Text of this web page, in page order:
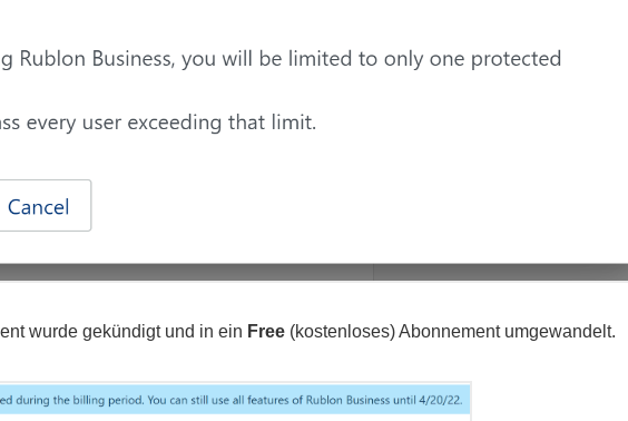
wurde gekündigt und in ein Free (kostenloses) Abonnement umgewandelt.